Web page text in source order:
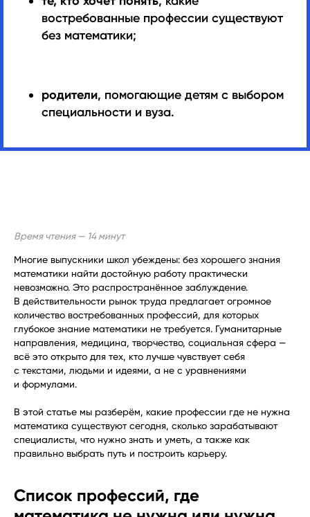
востребованные профессии существуют
без математики;
родители, помогающие детям с выбором
специальности и вуза.
Время чтения — 14 минут
Многие выпускники школ убеждены: без хорошего знания
математики найти достойную работу практически
невозможно. Это распространённое заблуждение.
В действительности рынок труда предлагает огромное
количество востребованных профессий, для которых
глубокое знание математики не требуется. Гуманитарные
направления, медицина, творчество, социальная сфера —
всё это открыто для тех, кто лучше чувствует себя
с текстами, людьми и идеями, а не с уравнениями
и формулами.
В этой статье мы разберём, какие профессии где не нужна
математика существуют сегодня, сколько зарабатывают
специалисты, что нужно знать и уметь, а также как
правильно выбрать путь и построить карьеру.
Список профессий, где